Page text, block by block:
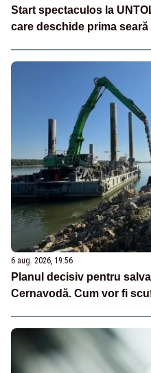
Start spectaculos la
care deschide prima seară
6 aug. 2026, 19:56
Planul decisiv pentru
Cernavodă. Cum vor fi